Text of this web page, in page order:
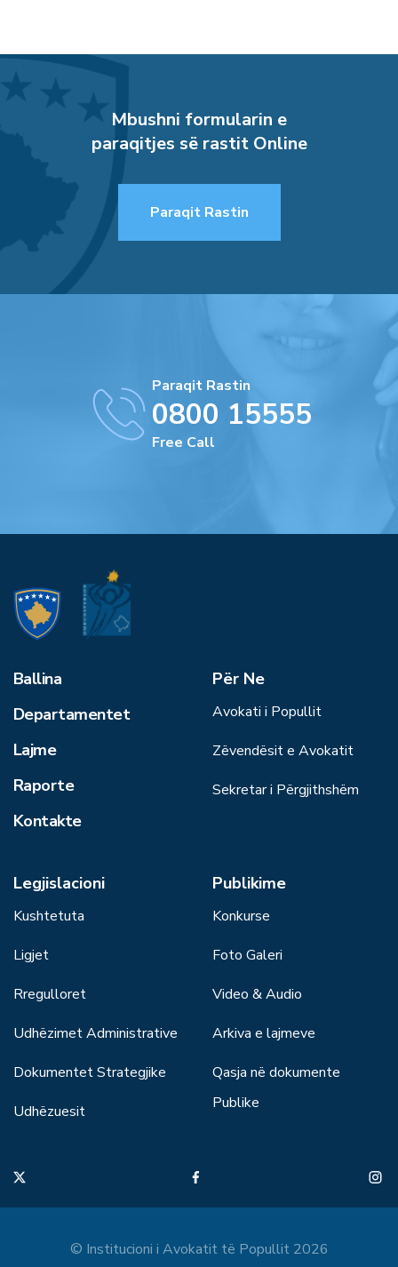
Mbushni formularin e
paraqitjes së rastit Online
Paraqit Rastin
Paraqit Rastin
0800 15555
Free Call
Ballina
Departamentet
Lajme
Raporte
Kontakte
Për Ne
Avokati i Popullit
Zëvendësit e Avokatit
Sekretar i Përgjithshëm
Legjislacioni
Kushtetuta
Ligjet
Rregulloret
Udhëzimet Administrative
Dokumentet Strategjike
Udhëzuesit
Publikime
Konkurse
Foto Galeri
Video & Audio
Arkiva e lajmeve
Qasja në dokumente
Publike
© Institucioni i Avokatit të Popullit 2026